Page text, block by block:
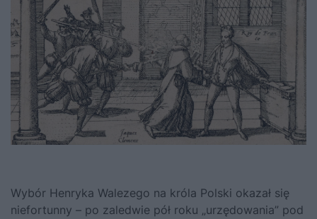
Wybór Henryka Walezego na króla Polski okazał się
niefortunny – po zaledwie pół roku „urzędowania” pod